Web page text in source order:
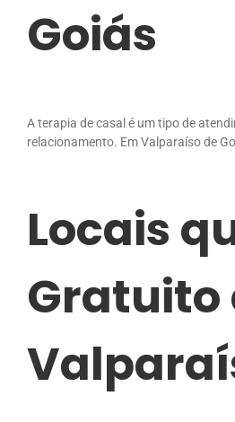
Goiás
A terapia de casal é um tipo de
relacionamento. Em Valparaíso de
Locais
Gratuito